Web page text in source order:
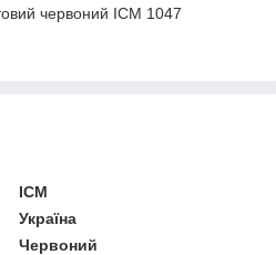
червоний ICM 1047
ICM
Україна
Червоний